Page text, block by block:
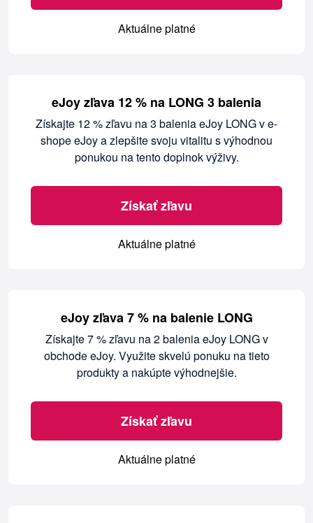
Aktuálne platné
eJoy zľava 12 % na LONG 3 balenia
Získajte 12 % zľavu na 3 balenia eJoy LONG v e-
shope eJoy a zlepšite svoju vitalitu s výhodnou
ponukou na tento doplnok výživy.
Získať zľavu
Aktuálne platné
eJoy zľava 7 % na balenie LONG
Získajte 7 % zľavu na 2 balenia eJoy LONG v
obchode eJoy. Využite skvelú ponuku na tieto
produkty a nakúpte výhodnejšie.
Získať zľavu
Aktuálne platné